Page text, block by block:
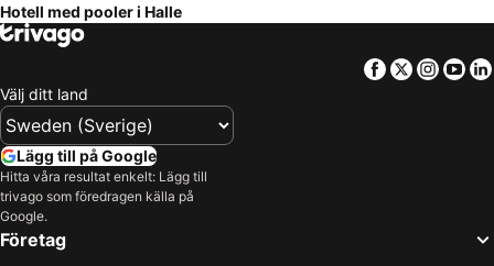
Hüllhorst, hotels with pools
Delbrück, hotels with pools
Bad Essen, hotels with pools
Preußisch Oldendorf, hotels with pools
Kalletal, hotels with pools
Hüde, hotels with pools
Guetersloh, hotels with pools
Lübbecke, hotels with pools
Ahlen, hotels with pools
Warendorf, hotels with pools
Hotell med pooler i Halle
Facebook
Twitter
Välj ditt land
Lägg till på Google
Hitta våra resultat enkelt: Lägg till
trivago som föredragen källa på
Google.
Företag